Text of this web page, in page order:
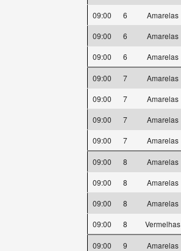
09:00
6 Amarelas
09:00
6 Amarelas
09:00
6 Amarelas
09:00 7 Amarelas
09:00
7 Amarelas
09:00
7 Amarelas
09:00
7 Amarelas
09:00 8 Amarelas
09:00
8 Amarelas
09:00
8 Amarelas
09:00
8 Vermelhas
09:00 9 Amarelas